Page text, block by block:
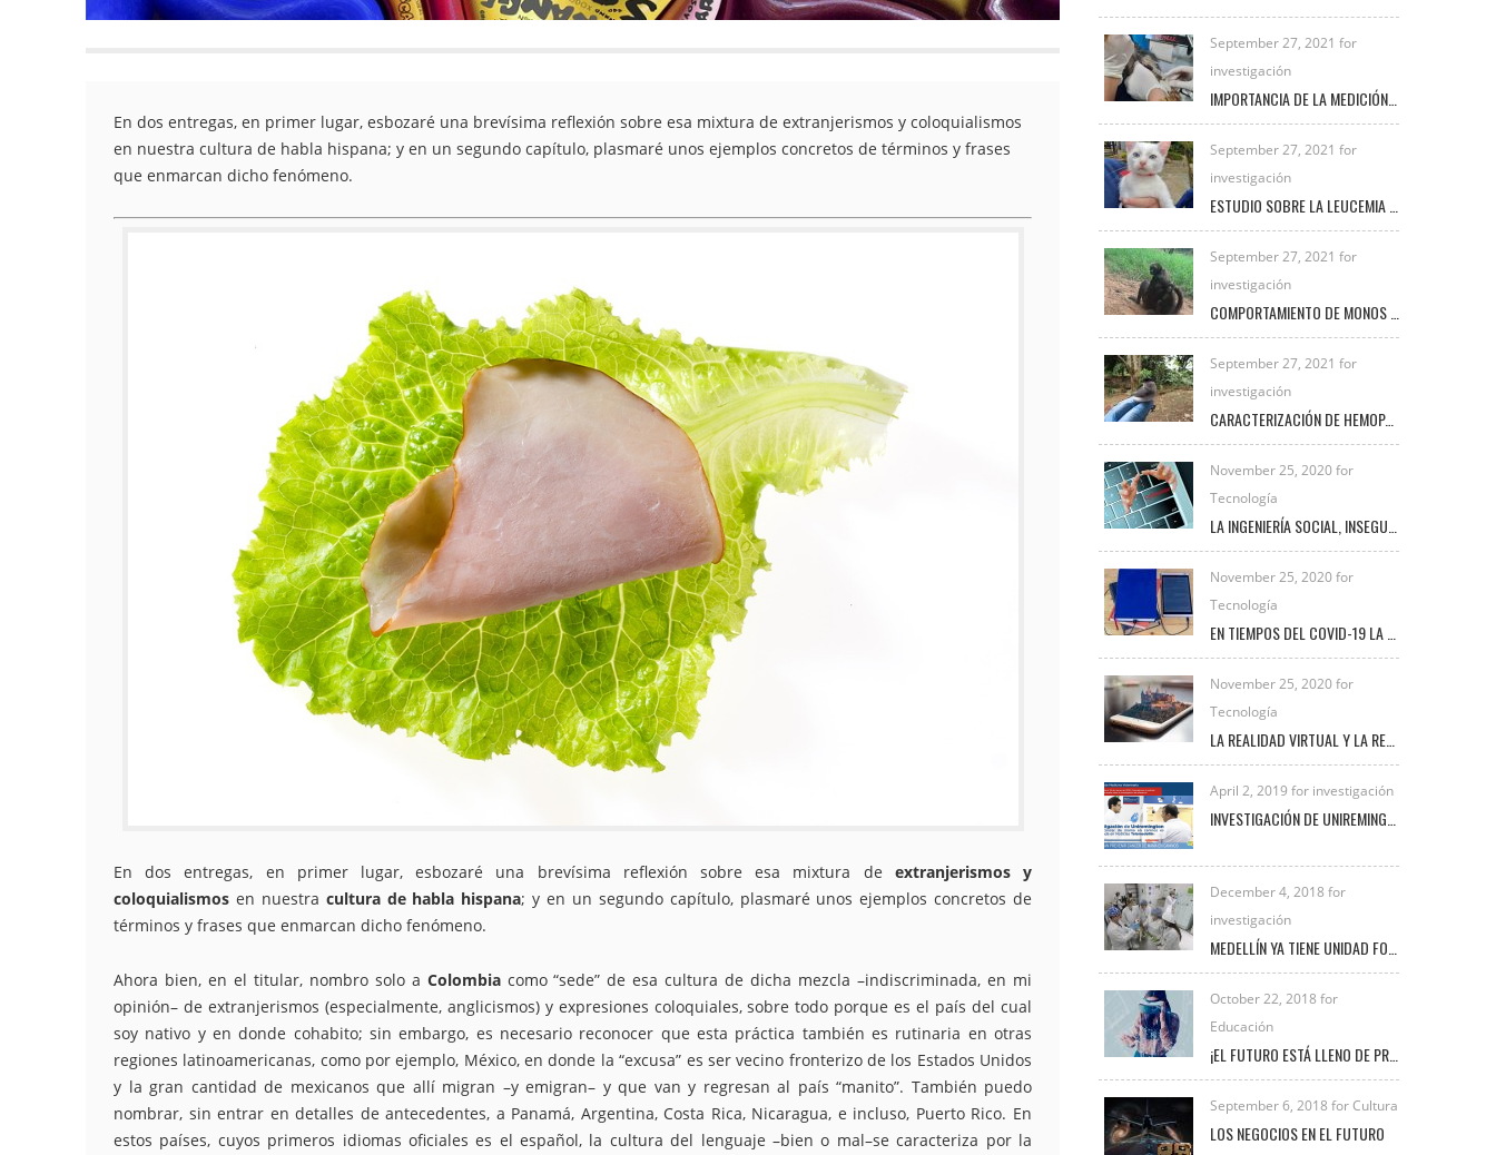
En dos entregas, en primer lugar, esbozaré una brevísima reflexión sobre esa mixtura de extranjerismos y coloquialismos
en nuestra cultura de habla hispana; y en un segundo capítulo, plasmaré unos ejemplos concretos de términos y frases
que enmarcan dicho fenómeno.
En dos entregas, en primer lugar, esbozaré una brevísima reflexión sobre esa mixtura de extranjerismos y
coloquialismos en nuestra cultura de habla hispana; y en un segundo capítulo, plasmaré unos ejemplos concretos de
términos y frases que enmarcan dicho fenómeno.
Ahora bien, en el titular, nombro solo a Colombiacomo “sede” de esa cultura de dicha mezcla –indiscriminada, en mi
opinión– de extranjerismos (especialmente, anglicismos) y expresiones coloquiales, sobre todo porque es el país del cual
soy nativo y en donde cohabito; sin embargo, es necesario reconocer que esta práctica también es rutinaria en otras
regiones latinoamericanas, como por ejemplo, México, en donde la “excusa” es ser vecino fronterizo de los Estados Unidos
y la gran cantidad de mexicanos que allí migran –y emigran– y que van y regresan al país “manito”. También puedo
nombrar, sin entrar en detalles de antecedentes, a Panamá, Argentina, Costa Rica, Nicaragua, e incluso, Puerto Rico. En
estos países, cuyos primeros idiomas oficiales es el español, la cultura del lenguaje –bien o mal–se caracteriza por la
September 27, 2021 for
investigación
September 27, 2021 for
investigación
September 27, 2021 for
investigación
September 27, 2021 for
investigación
CARACTERIZACIÓN DE HEMOPARÁSITOS PRESENTES EN AVES SILVESTRES EN EL MUNICIPIO DE FREDONIA DURANTE EL PERIODO 2020 – 2021
November 25, 2020 for
Tecnología
November 25, 2020 for
Tecnología
November 25, 2020 for
Tecnología
April 2, 2019 for investigación
December 4, 2018 for
investigación
October 22, 2018 for
Educación
September 6, 2018 for Cultura
LOS NEGOCIOS EN EL FUTURO